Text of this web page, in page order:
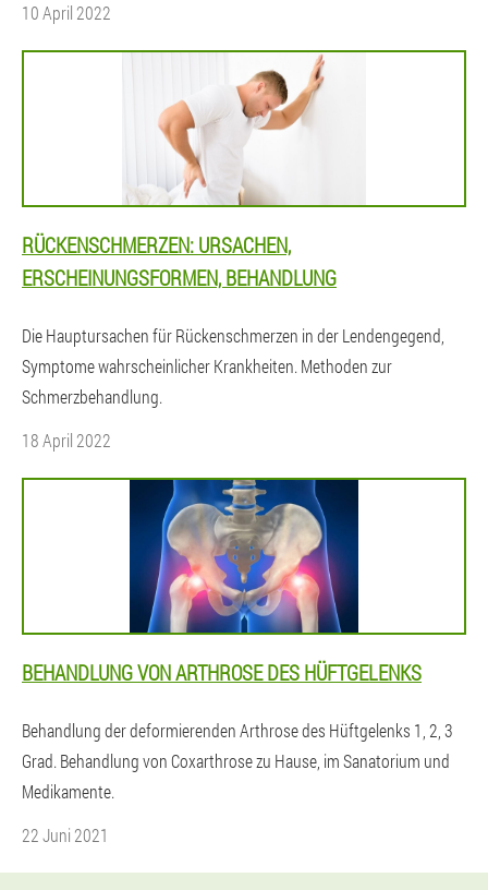
10 April 2022
RÜCKENSCHMERZEN: URSACHEN,
ERSCHEINUNGSFORMEN, BEHANDLUNG
Die Hauptursachen für Rückenschmerzen in der Lendengegend,
Symptome wahrscheinlicher Krankheiten. Methoden zur
Schmerzbehandlung.
18 April 2022
BEHANDLUNG VON ARTHROSE DES HÜFTGELENKS
Behandlung der deformierenden Arthrose des Hüftgelenks 1, 2, 3
Grad. Behandlung von Coxarthrose zu Hause, im Sanatorium und
Medikamente.
22 Juni 2021